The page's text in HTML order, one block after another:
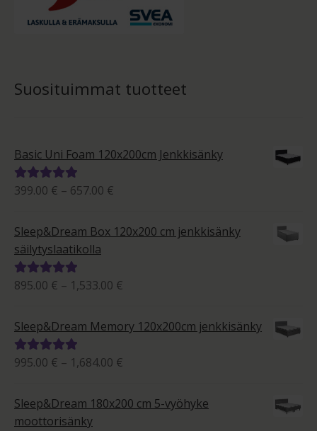
Suosituimmat tuotteet
Basic Uni Foam 120x200cm Jenkkisänky
Arvostelu
399.00 € – 657.00 €
-
Sleep&Dream Box 120x200 cm jenkkisänky
säilytyslaatikolla
Arvostelu
895.00 € – 1,533.00 €
1,533.00 €
Sleep&Dream Memory 120x200cm jenkkisänky
Arvostelu
995.00 € – 1,684.00 €
-
1,684.00 €
Sleep&Dream 180x200 cm 5-vyöhyke
moottorisänky